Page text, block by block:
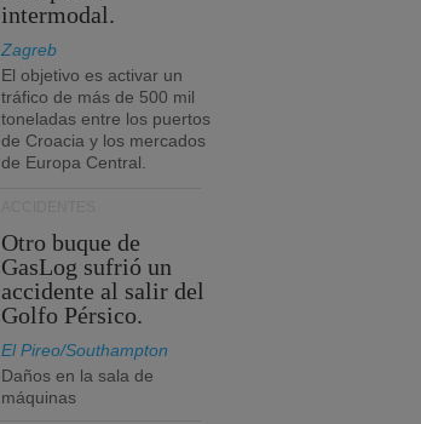
intermodal.
Zagreb
El objetivo es activar un
tráfico de más de 500 mil
toneladas entre los puertos
de Croacia y los mercados
de Europa Central.
Otro buque de
GasLog sufrió un
accidente al salir del
Golfo Pérsico.
El Pireo/Southampton
Daños en la sala de
máquinas